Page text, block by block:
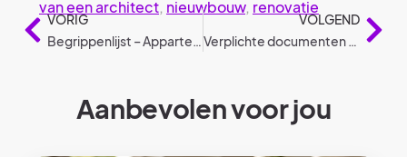
van een architect, nieuwbouw, renovatie
VORIG
Begrippenlijst – Appartement.be
VOLGEND
Verplichte documenten voor gebouwen in mede-eigendom
Aanbevolen voor jou